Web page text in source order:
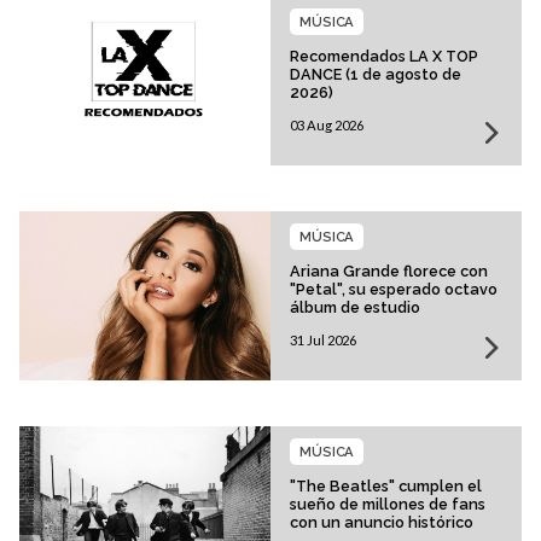
Recomendados LA X TOP
DANCE (1 de agosto de
2026)
MÚSICA
03 Aug 2026
Ariana Grande florece con
"Petal", su esperado octavo
álbum de estudio
MÚSICA
31 Jul 2026
"The Beatles" cumplen el
sueño de millones de fans
con un anuncio histórico
MÚSICA